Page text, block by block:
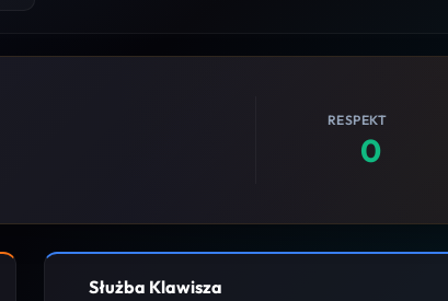
RESPEKT
0
Służba Klawisza